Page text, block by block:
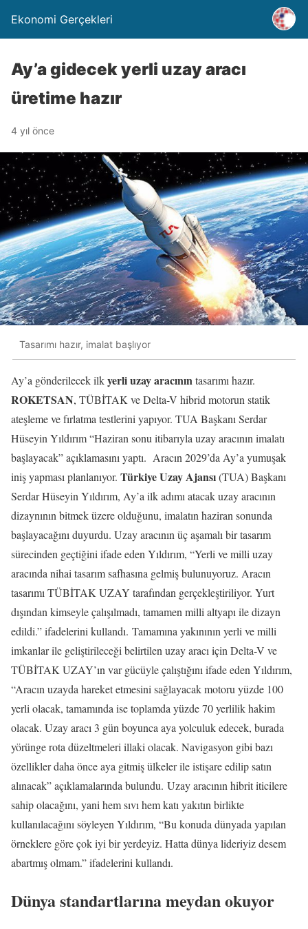
Ekonomi Gerçekleri
Ay’a gidecek yerli uzay aracı
üretime hazır
4 yıl önce
Tasarımı hazır, imalat başlıyor
Ay’a gönderilecek ilkyerli uzay aracınıntasarımı hazır.
ROKETSAN, TÜBİTAK ve Delta-V hibrid motorun statik
ateşleme ve fırlatma testlerini yapıyor. TUA Başkanı Serdar
Hüseyin Yıldırım “Haziran sonu itibarıyla uzay aracının imalatı
başlayacak” açıklamasını yaptı. Aracın 2029’da Ay’a yumuşak
iniş yapması planlanıyor. Türkiye Uzay Ajansı(TUA) Başkanı
Serdar Hüseyin Yıldırım, Ay’a ilk adımı atacak uzay aracının
dizaynının bitmek üzere olduğunu, imalatın haziran sonunda
başlayacağını duyurdu. Uzay aracının üç aşamalı bir tasarım
sürecinden geçtiğini ifade eden Yıldırım, “Yerli ve milli uzay
aracında nihai tasarım safhasına gelmiş bulunuyoruz. Aracın
tasarımı TÜBİTAK UZAY tarafından gerçekleştiriliyor. Yurt
dışından kimseyle çalışılmadı, tamamen milli altyapı ile dizayn
edildi.” ifadelerini kullandı. Tamamına yakınının yerli ve milli
imkanlar ile geliştirileceği belirtilen uzay aracı için Delta-V ve
TÜBİTAK UZAY’ın var gücüyle çalıştığını ifade eden Yıldırım,
“Aracın uzayda hareket etmesini sağlayacak motoru yüzde 100
yerli olacak, tamamında ise toplamda yüzde 70 yerlilik hakim
olacak. Uzay aracı 3 gün boyunca aya yolculuk edecek, burada
yörünge rota düzeltmeleri illaki olacak. Navigasyon gibi bazı
özellikler daha önce aya gitmiş ülkeler ile istişare edilip satın
alınacak” açıklamalarında bulundu. Uzay aracının hibrit iticilere
sahip olacağını, yani hem sıvı hem katı yakıtın birlikte
kullanılacağını söyleyen Yıldırım, “Bu konuda dünyada yapılan
örneklere göre çok iyi bir yerdeyiz. Hatta dünya lideriyiz desem
abartmış olmam.” ifadelerini kullandı.
Dünya standartlarına meydan okuyor